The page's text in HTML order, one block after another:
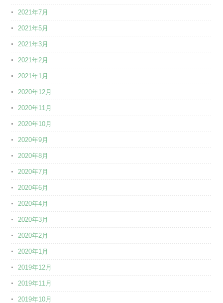
2021年7月
2021年5月
2021年3月
2021年2月
2021年1月
2020年12月
2020年11月
2020年10月
2020年9月
2020年8月
2020年7月
2020年6月
2020年4月
2020年3月
2020年2月
2020年1月
2019年12月
2019年11月
2019年10月